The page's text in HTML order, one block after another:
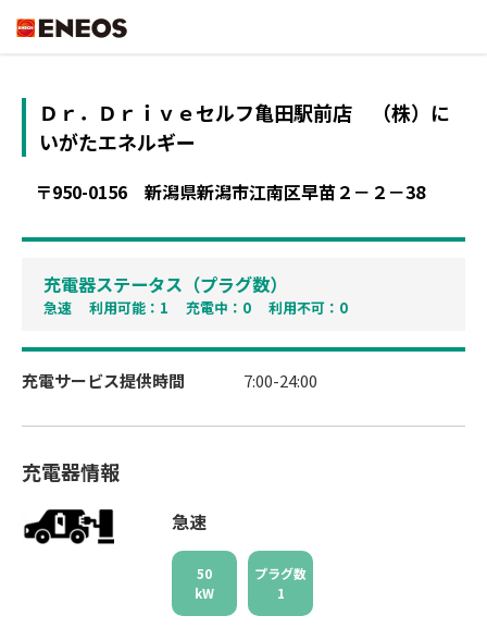
Ｄｒ．Ｄｒｉｖｅセルフ亀田駅前店
（株）に
いがたエネルギー
〒950-0156 新潟県新潟市江南区早苗２－２－38
充電器ステータス（プラグ数）
急速 利用可能：1 充電中：0 利用不可：0
充電サービス提供時間 7:00-24:00
充電器情報
急速
50
kW
プラグ数
1